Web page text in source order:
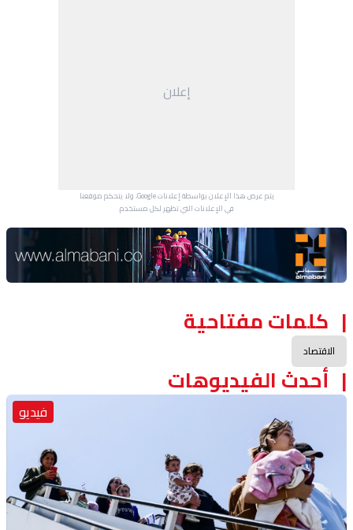
إعلان
يتم عرض هذا الإعلان بواسطة إعلانات Google، ولا يتحكم موقعنا
في الإعلانات التي تظهر لكل مستخدم.
Advertisement Section
كلمات مفتاحية
الاقتصاد
أحدث الفيديوهات
فيديو